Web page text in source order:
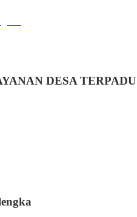
DESA TERPADU